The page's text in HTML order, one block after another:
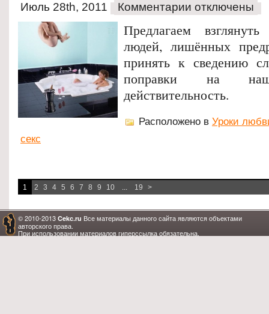
Июль 28th, 2011 Комментарии отключены
Предлагаем
людей, лишённых
принять к сведению
поправки на
действительность.
Расположено в Уроки
секс
1 2 3 4 5 6 7 8 9 10 ... 19 >
© 2010-2013 Cekc.ru Все материалы данного сайта являются объектами
авторского права.
При использовании материалов гиперссылка обязательна.